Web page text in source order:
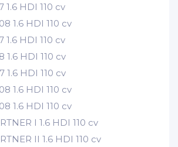
1.6 HDI 110 cv
1.6 HDI 110 cv
1.6 HDI 110 cv
1.6 HDI 110 cv
1.6 HDI 110 cv
1.6 HDI 110 cv
1.6 HDI 110 cv
I 1.6 HDI 110 cv
II 1.6 HDI 110 cv